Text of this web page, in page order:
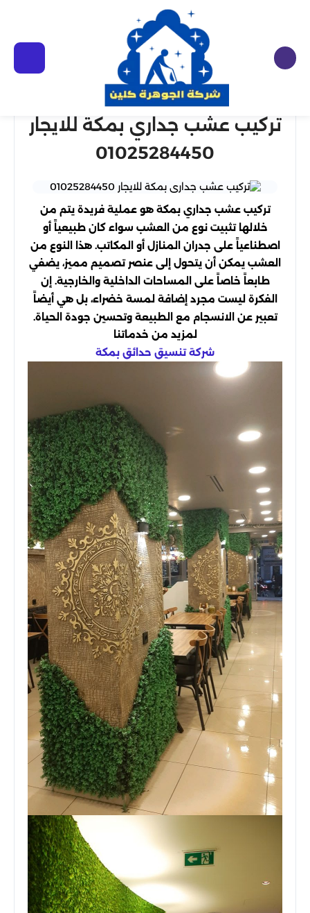
تركيب عشب جداري بمكة للايجار
01025284450
تركيب عشب جداري بمكة هو عملية فريدة يتم من
خلالها تثبيت نوع من العشب سواء كان طبيعياً أو
اصطناعياً على جدران المنازل أو المكاتب. هذا النوع من
العشب يمكن أن يتحول إلى عنصر تصميم مميز، يضفي
طابعاً خاصاً على المساحات الداخلية والخارجية. إن
الفكرة ليست مجرد إضافة لمسة خضراء، بل هي أيضاً
تعبير عن الانسجام مع الطبيعة وتحسين جودة الحياة.
لمزيد من خدماتنا
شركة تنسيق حدائق بمكة